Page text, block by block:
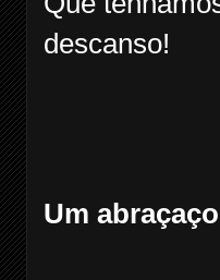
descanso!
Um